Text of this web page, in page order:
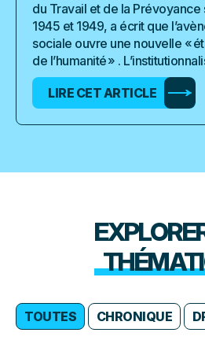
du Travail et de la
1945 et 1949, a écrit que
sociale ouvre une nouvelle «
de l’humanité » .
LIRE CET ARTICLE
TOUTES CHRONIQUE